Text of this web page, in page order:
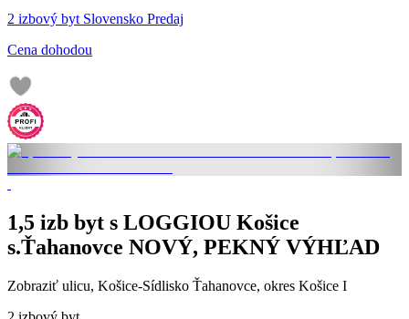
2 izbový byt Slovensko Predaj
Cena dohodou
1,5 izb byt s LOGGIOU Košice
s.Ťahanovce NOVÝ, PEKNÝ VÝHĽAD
Zobraziť ulicu, Košice-Sídlisko Ťahanovce, okres Košice I